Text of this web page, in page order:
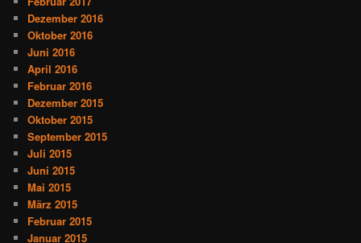
Dezember 2016
Oktober 2016
Juni 2016
April 2016
Februar 2016
Dezember 2015
Oktober 2015
September 2015
Juli 2015
Juni 2015
Mai 2015
März 2015
Februar 2015
Januar 2015